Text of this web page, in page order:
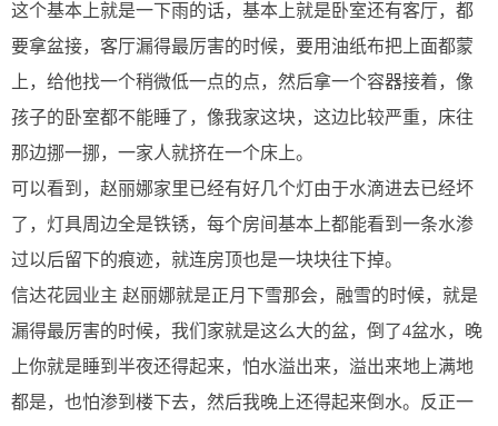
这个基本上就是一下雨的话，基本上就是卧室还有客厅，都
要拿盆接，客厅漏得最厉害的时候，要用油纸布把上面都蒙
上，给他找一个稍微低一点的点，然后拿一个容器接着，像
孩子的卧室都不能睡了，像我家这块，这边比较严重，床往
那边挪一挪，一家人就挤在一个床上。
可以看到，赵丽娜家里已经有好几个灯由于水滴进去已经坏
了，灯具周边全是铁锈，每个房间基本上都能看到一条水渗
过以后留下的痕迹，就连房顶也是一块块往下掉。
信达花园业主 赵丽娜就是正月下雪那会，融雪的时候，就是
漏得最厉害的时候，我们家就是这么大的盆，倒了4盆水，晚
上你就是睡到半夜还得起来，怕水溢出来，溢出来地上满地
都是，也怕渗到楼下去，然后我晚上还得起来倒水。反正一